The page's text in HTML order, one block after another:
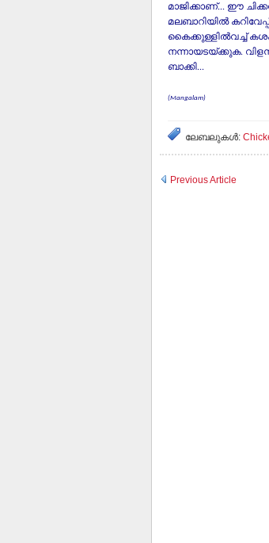
മാജിക്കാണ്‌... ഈ
മലബാറിയില്‍
കൈക്കുള്ളില്‍വച്ച്‌
നന്നായടയ്‌ക്കുക.
ബാക്കി...
(Mangalam)
ലേബലുകള്‍:
Previous Article